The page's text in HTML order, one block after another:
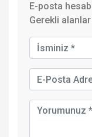
E-posta
Gerekli alanlar